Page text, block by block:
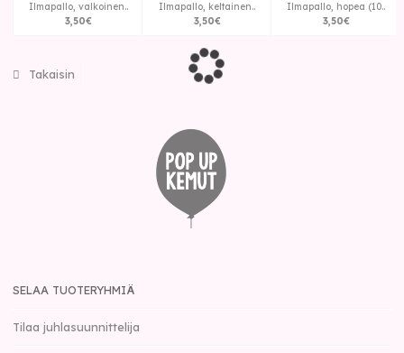
Ilmapallo, valkoinen..
3,50€
Ilmapallo, keltainen..
3,50€
Ilmapallo, hopea (10..
3,50€
Takaisin
SELAA TUOTERYHMIÄ
Tilaa juhlasuunnittelija